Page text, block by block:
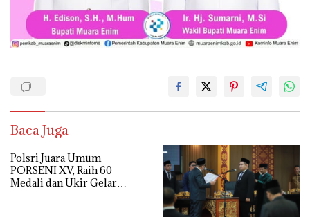
Baca Juga
Polsri Juara Umum
PORSENI XV, Raih 60
Medali dan Ukir Gelar